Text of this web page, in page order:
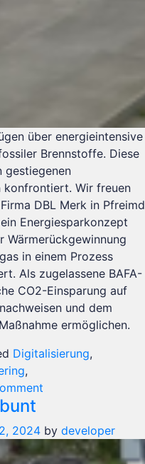
über energieintensive
Brennstoffe. Diese
gestiegenen
konfrontiert. Wir freuen
DBL Merk in Pfreimd
Energiesparkonzept
Wärmerückgewinnung
in einem Prozess
Als zugelassene BAFA-
CO2-Einsparung auf
und dem
ermöglichen.
Digitalisierung,
,
Merk
2024 by developer